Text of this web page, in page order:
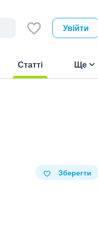
Увійти
Статті
Ще
Зберегти